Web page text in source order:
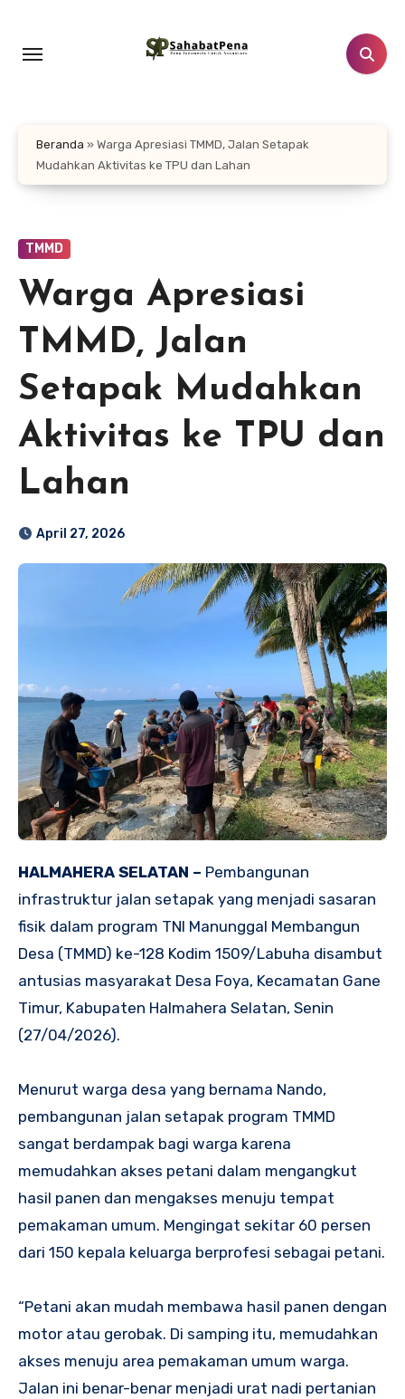
konten
Beranda » Warga Apresiasi TMMD, Jalan Setapak
Mudahkan Aktivitas ke TPU dan Lahan
TMMD
Warga Apresiasi
TMMD, Jalan
Setapak Mudahkan
Aktivitas ke TPU dan
Lahan
April 27, 2026
HALMAHERA SELATAN – Pembangunan
infrastruktur jalan setapak yang menjadi sasaran
fisik dalam program TNI Manunggal Membangun
Desa (TMMD) ke-128 Kodim 1509/Labuha disambut
antusias masyarakat Desa Foya, Kecamatan Gane
Timur, Kabupaten Halmahera Selatan, Senin
(27/04/2026).
Menurut warga desa yang bernama Nando,
pembangunan jalan setapak program TMMD
sangat berdampak bagi warga karena
memudahkan akses petani dalam mengangkut
hasil panen dan mengakses menuju tempat
pemakaman umum. Mengingat sekitar 60 persen
dari 150 kepala keluarga berprofesi sebagai petani.
“Petani akan mudah membawa hasil panen dengan
motor atau gerobak. Di samping itu, memudahkan
akses menuju area pemakaman umum warga.
Jalan ini benar-benar menjadi urat nadi pertanian